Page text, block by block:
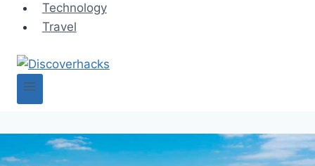
Technology
Travel